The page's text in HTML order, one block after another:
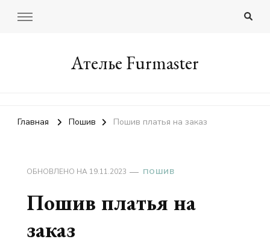
Ателье Furmaster
Главная Пошив Пошив платья на заказ
ОБНОВЛЕНО НА 19.11.2023 ПОШИВ
Пошив платья на
заказ